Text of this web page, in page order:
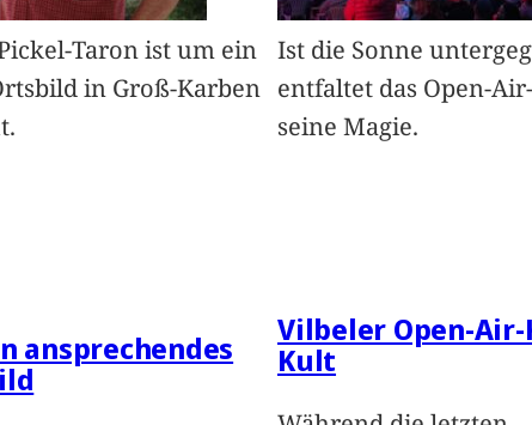
Taron ist um ein
in Groß-Karben
ansprechendes
Ist die Sonne
entfaltet das Open-
seine Magie.
Vilbeler Open-
Kult